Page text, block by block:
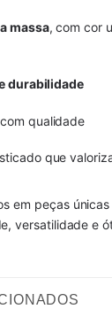
massa, com cor
durabilidade
com qualidade
que
em peças
versatilidade e